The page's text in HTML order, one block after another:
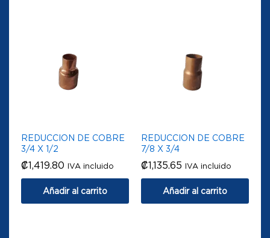
REDUCCION DE COBRE
3/4 X 1/2
₡1,419.80 IVA incluido
Añadir al carrito
REDUCCION DE COBRE
7/8 X 3/4
₡1,135.65 IVA incluido
Añadir al carrito